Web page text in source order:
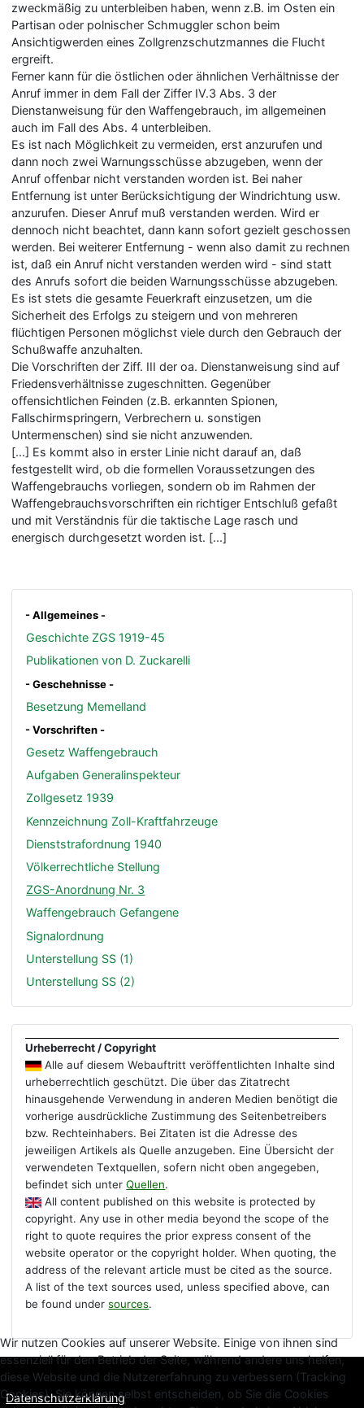
- Allgemeines -
Geschichte ZGS 1919-45
Publikationen von D. Zuckarelli
- Geschehnisse -
Besetzung Memelland
- Vorschriften -
Gesetz Waffengebrauch
Aufgaben Generalinspekteur
Zollgesetz 1939
Kennzeichnung Zoll-Kraftfahrzeuge
Dienststrafordnung 1940
Völkerrechtliche Stellung
ZGS-Anordnung Nr. 3
Waffengebrauch Gefangene
Signalordnung
Unterstellung SS (1)
Unterstellung SS (2)
zweckmäßig zu unterbleiben haben, wenn z.B. im Osten ein
Partisan oder polnischer Schmuggler schon beim
Ansichtigwerden eines Zollgrenzschutzmannes die Flucht
ergreift.
Ferner kann für die östlichen oder ähnlichen Verhältnisse der
Anruf immer in dem Fall der Ziffer IV.3 Abs. 3 der
Dienstanweisung für den Waffengebrauch, im allgemeinen
auch im Fall des Abs. 4 unterbleiben.
Es ist nach Möglichkeit zu vermeiden, erst anzurufen und
dann noch zwei Warnungsschüsse abzugeben, wenn der
Anruf offenbar nicht verstanden worden ist. Bei naher
Entfernung ist unter Berücksichtigung der Windrichtung usw.
anzurufen. Dieser Anruf muß verstanden werden. Wird er
dennoch nicht beachtet, dann kann sofort gezielt geschossen
werden. Bei weiterer Entfernung - wenn also damit zu rechnen
ist, daß ein Anruf nicht verstanden werden wird - sind statt
des Anrufs sofort die beiden Warnungsschüsse abzugeben.
Es ist stets die gesamte Feuerkraft einzusetzen, um die
Sicherheit des Erfolgs zu steigern und von mehreren
flüchtigen Personen möglichst viele durch den Gebrauch der
Schußwaffe anzuhalten.
Die Vorschriften der Ziff. III der oa. Dienstanweisung sind auf
Friedensverhältnisse zugeschnitten. Gegenüber
offensichtlichen Feinden (z.B. erkannten Spionen,
Fallschirmspringern, Verbrechern u. sonstigen
Untermenschen) sind sie nicht anzuwenden.
[...] Es kommt also in erster Linie nicht darauf an, daß
festgestellt wird, ob die formellen Voraussetzungen des
Waffengebrauchs vorliegen, sondern ob im Rahmen der
Waffengebrauchsvorschriften ein richtiger Entschluß gefaßt
und mit Verständnis für die taktische Lage rasch und
energisch durchgesetzt worden ist. [...]
Urheberrecht / Copyright
Alle auf diesem Webauftritt veröffentlichten Inhalte sind
urheberrechtlich geschützt. Die über das Zitatrecht
hinausgehende Verwendung in anderen Medien benötigt die
vorherige ausdrückliche Zustimmung des Seitenbetreibers
bzw. Rechteinhabers. Bei Zitaten ist die Adresse des
jeweiligen Artikels als Quelle anzugeben. Eine Übersicht der
verwendeten Textquellen, sofern nicht oben angegeben,
befindet sich unterQuellen.
All content published on this website is protected by
copyright. Any use in other media beyond the scope of the
right to quote requires the prior express consent of the
website operator or the copyright holder. When quoting, the
address of the relevant article must be cited as the source.
A list of the text sources used, unless specified above, can
be found undersources.
Datenschutzerklärung
Wir nutzen Cookies auf unserer Website. Einige von ihnen sind
essenziell für den Betrieb der Seite, während andere uns helfen,
diese Website und die Nutzererfahrung zu verbessern (Tracking
Cookies). Sie können selbst entscheiden, ob Sie die Cookies